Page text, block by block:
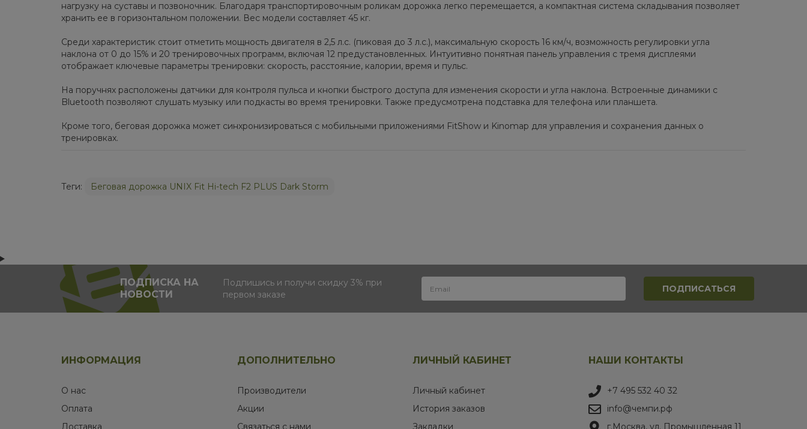
нагрузку на суставы и позвоночник. Благодаря транспортировочным роликам дорожка легко перемещается, а компактная система складывания позволяет
хранить ее в горизонтальном положении. Вес модели составляет 45 кг.
Среди характеристик стоит отметить мощность двигателя в 2,5 л.с. (пиковая до 3 л.с.), максимальную скорость 16 км/ч, возможность регулировки угла
наклона от 0 до 15% и 20 тренировочных программ, включая 12 предустановленных. Интуитивно понятная панель управления с тремя дисплеями
отображает ключевые параметры тренировки: скорость, расстояние, калории, время и пульс.
На поручнях расположены датчики для контроля пульса и кнопки быстрого доступа для изменения скорости и угла наклона. Встроенные динамики с
Bluetooth позволяют слушать музыку или подкасты во время тренировки. Также предусмотрена подставка для телефона или планшета.
Кроме того, беговая дорожка может синхронизироваться с мобильными приложениями FitShow и Kinomap для управления и сохранения данных о
тренировках.
Теги: Беговая дорожка UNIX Fit Hi-tech F2 PLUS Dark Storm
ПОДПИСКА НА
НОВОСТИ
Подпишись и получи скидку 3% при
первом заказе
ИНФОРМАЦИЯ
О нас
Оплата
Доставка
ДОПОЛНИТЕЛЬНО
Производители
Акции
Связаться с нами
ЛИЧНЫЙ КАБИНЕТ
Личный кабинет
История заказов
Закладки
НАШИ КОНТАКТЫ
+7 495 532 40 32
info@чемпи.рф
г.Москва, ул. Промышленная 11